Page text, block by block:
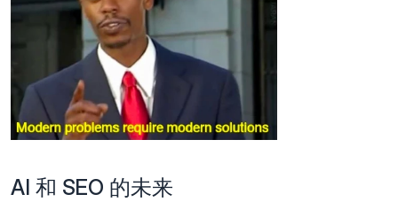
AI 和 SEO 的未来